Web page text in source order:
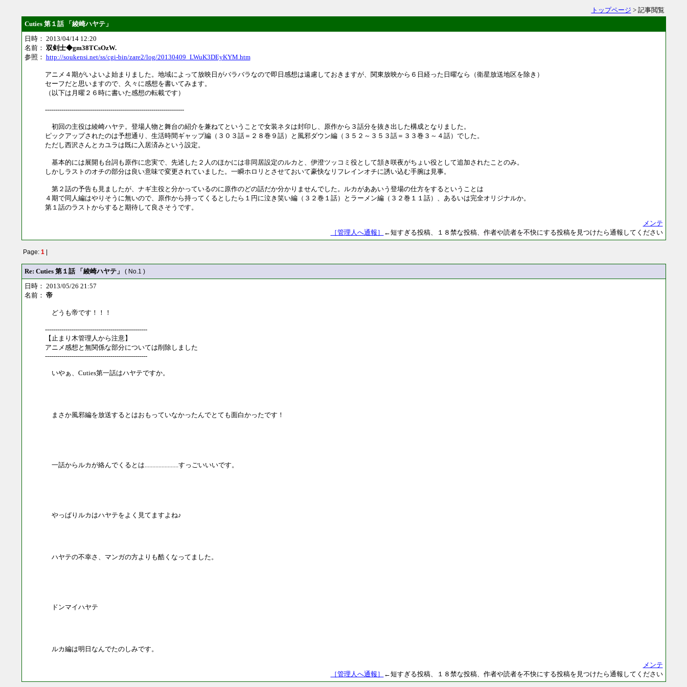
トップページ > 記事閲覧
Cuties 第１話 「綾崎ハヤテ」
日時： 2013/04/14 12:20
名前： 双剣士◆gm38TCsOzW.
参照： http://soukensi.net/ss/cgi-bin/zare2/log/20130409_LWuK3DEyKYM.htm
アニメ４期がいよいよ始まりました。地域によって放映日がバラバラなので即日感想は遠慮しておきますが、関東放映から６日経った日曜なら（衛星放送地区を除き）
セーフだと思いますので、久々に感想を書いてみます。
（以下は月曜２６時に書いた感想の転載です）
--------------------------------------------------------------------
初回の主役は綾崎ハヤテ。登場人物と舞台の紹介を兼ねてということで女装ネタは封印し、原作から３話分を抜き出した構成となりました。
ピックアップされたのは予想通り、生活時間ギャップ編（３０３話＝２８巻９話）と風邪ダウン編（３５２～３５３話＝３３巻３～４話）でした。
ただし西沢さんとカユラは既に入居済みという設定。
基本的には展開も台詞も原作に忠実で、先述した２人のほかには非同居設定のルカと、伊澄ツッコミ役として頷き咲夜がちょい役として追加されたことのみ。
しかしラストのオチの部分は良い意味で変更されていました。一瞬ホロリとさせておいて豪快なリフレインオチに誘い込む手腕は見事。
第２話の予告も見ましたが、ナギ主役と分かっているのに原作のどの話だか分かりませんでした。ルカがああいう登場の仕方をするということは
４期で同人編はやりそうに無いので、原作から持ってくるとしたら１円に泣き笑い編（３２巻１話）とラーメン編（３２巻１１話）、あるいは完全オリジナルか。
第１話のラストからすると期待して良さそうです。
メンテ
［管理人へ通報］
←短すぎる投稿、１８禁な投稿、作者や読者を不快にする投稿を見つけたら通報してください
Page: 1|
Re: Cuties 第１話 「綾崎ハヤテ」 ( No.1 )
日時： 2013/05/26 21:57
名前： 帝
どうも帝です！！！
--------------------------------------------------
【止まり木管理人から注意】
アニメ感想と無関係な部分については削除しました
--------------------------------------------------
いやぁ、Cuties第一話はハヤテですか。
まさか風邪編を放送するとはおもっていなかったんでとても面白かったです！
一話からルカが絡んでくるとは......................すっごいいいです。
やっぱりルカはハヤテをよく見てますよね♪
ハヤテの不幸さ、マンガの方よりも酷くなってました。
ドンマイハヤテ
ルカ編は明日なんでたのしみです。
メンテ
［管理人へ通報］
←短すぎる投稿、１８禁な投稿、作者や読者を不快にする投稿を見つけたら通報してください